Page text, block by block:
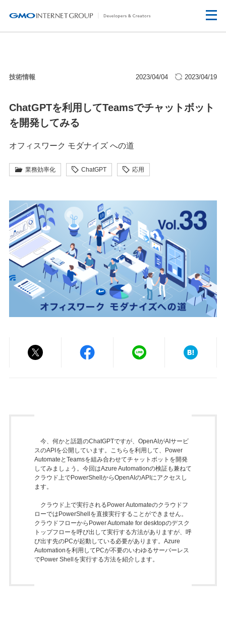
技術情報 2023/04/04 2023/04/19
ChatGPTを利用してTeamsでチャットボット
を開発してみる
オフィスワーク モダナイズ への道
業務効率化 ChatGPT 応用
今、何かと話題のChatGPTですが、OpenAIがAIサービ
スのAPIを公開しています。こちらを利用して、Power
AutomateとTeamsを組み合わせてチャットボットを開発
してみましょう。今回はAzure Automationの検証も兼ねて
クラウド上でPowerShellからOpenAIのAPIにアクセスし
ます。
クラウド上で実行されるPower Automateのクラウドフ
ローではPowerShellを直接実行することができません。
クラウドフローからPower Automate for desktopのデスク
トップフローを呼び出して実行する方法がありますが、呼
び出す先のPCが起動している必要があります。Azure
Automationを利用してPCが不要のいわゆるサーバーレス
でPower Shellを実行する方法を紹介します。